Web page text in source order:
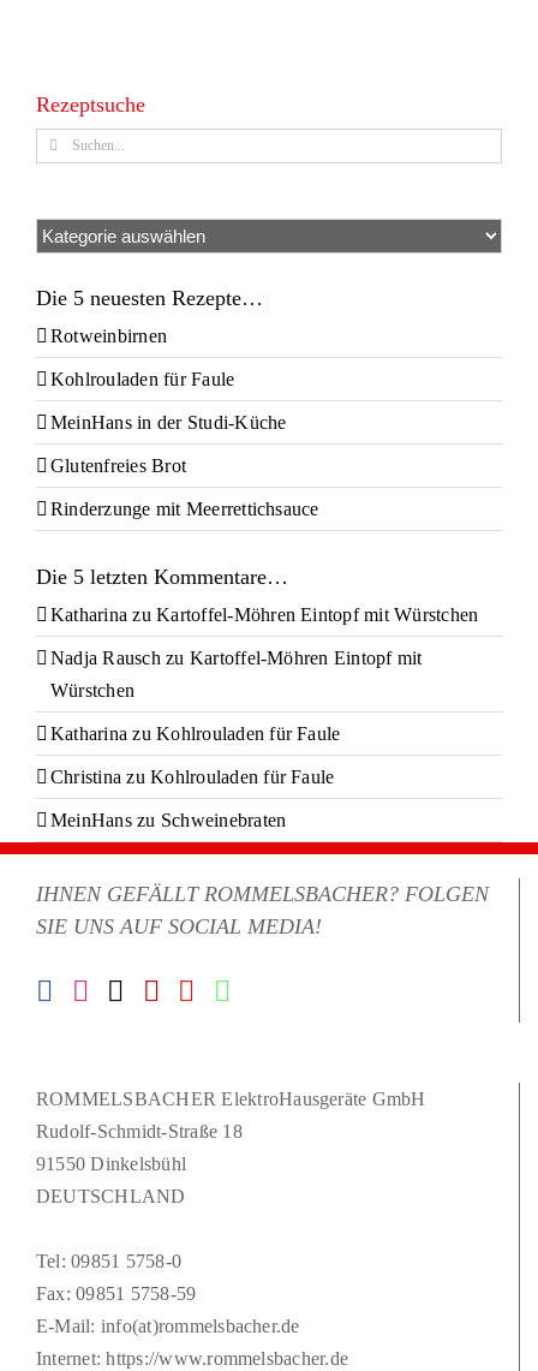
Rezeptsuche
Suche
Kategorien
Die 5 neuesten Rezepte…
Rotweinbirnen
Kohlrouladen für Faule
MeinHans in der Studi-Küche
Glutenfreies Brot
Rinderzunge mit Meerrettichsauce
Die 5 letzten Kommentare…
Katharina zuKartoffel-Möhren Eintopf mit Würstchen
Nadja Rausch zu Kartoffel-Möhren Eintopf mit
Würstchen
Katharina zuKohlrouladen für Faule
Christina zuKohlrouladen für Faule
MeinHanszu Schweinebraten
IHNEN GEFÄLLT ROMMELSBACHER? FOLGEN
SIE UNS AUF SOCIAL MEDIA!
ROMMELSBACHER ElektroHausgeräte GmbH
Rudolf-Schmidt-Straße 18
91550 Dinkelsbühl
DEUTSCHLAND
Tel:09851 5758-0
Fax: 09851 5758-59
E-Mail: info(at)rommelsbacher.de
Internet:https://www.rommelsbacher.de